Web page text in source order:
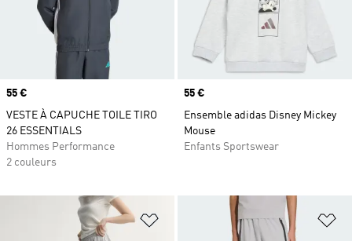
Prix
55 €
VESTE À CAPUCHE TOILE TIRO
26 ESSENTIALS
Hommes Performance
2 couleurs
Prix
55 €
Ensemble adidas Disney Mickey
Mouse
Enfants Sportswear
Ajouter à la Liste de produits